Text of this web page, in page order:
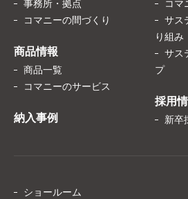
事務所・拠点
コマニーの間づくり
商品情報
商品一覧
コマニーのサービス
納入事例
コマ
サス
り組み
サス
プ
採用
新卒
ショールーム